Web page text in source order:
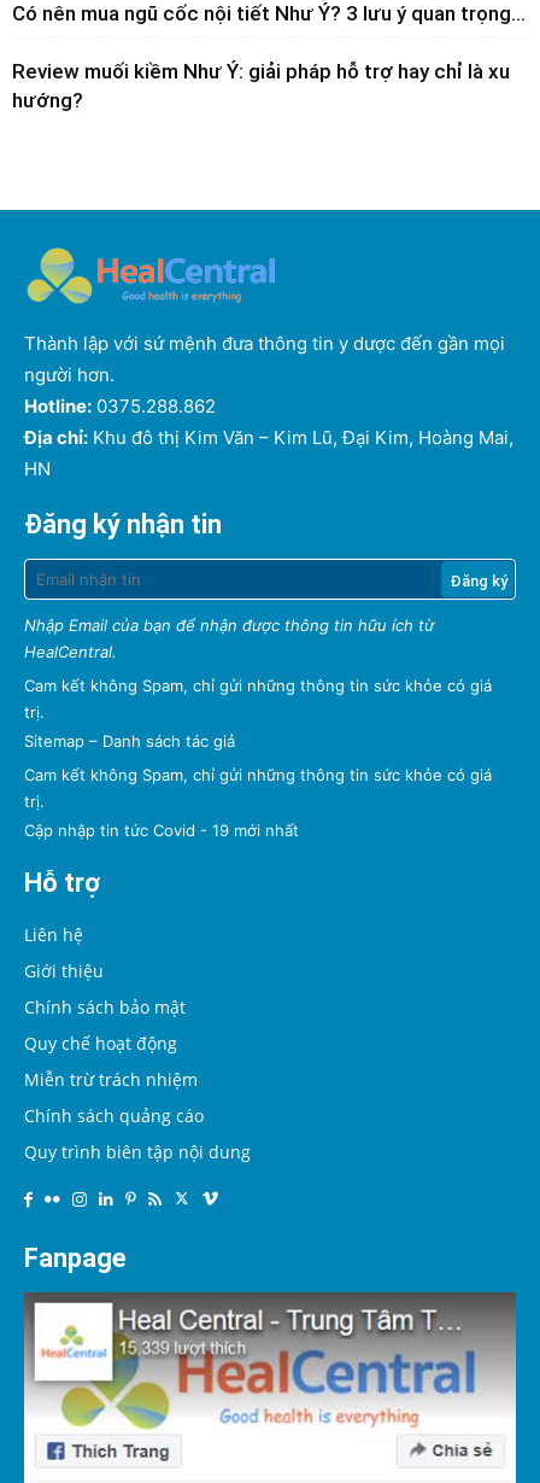
Có nên mua ngũ cốc nội tiết Như Ý? 3 lưu ý quan trọng...
Review muối kiềm Như Ý: giải pháp hỗ trợ hay chỉ là xu
hướng?
Thành lập với sứ mệnh đưa thông tin y dược đến gần mọi
người hơn.
Hotline: 0375.288.862
Địa chỉ: Khu đô thị Kim Văn – Kim Lũ, Đại Kim, Hoàng Mai,
HN
Đăng ký nhận tin
Nhập Email của bạn để nhận được thông tin hữu ích từ
HealCentral.
Cam kết không Spam, chỉ gửi những thông tin sức khỏe có giá
trị.
Sitemap – Danh sách tác giả
Cam kết không Spam, chỉ gửi những thông tin sức khỏe có giá
trị.
Cập nhập tin tức Covid - 19 mới nhất
Hỗ trợ
Liên hệ
Giới thiệu
Chính sách bảo mật
Quy chế hoạt động
Miễn trừ trách nhiệm
Chính sách quảng cáo
Quy trình biên tập nội dung
Fanpage